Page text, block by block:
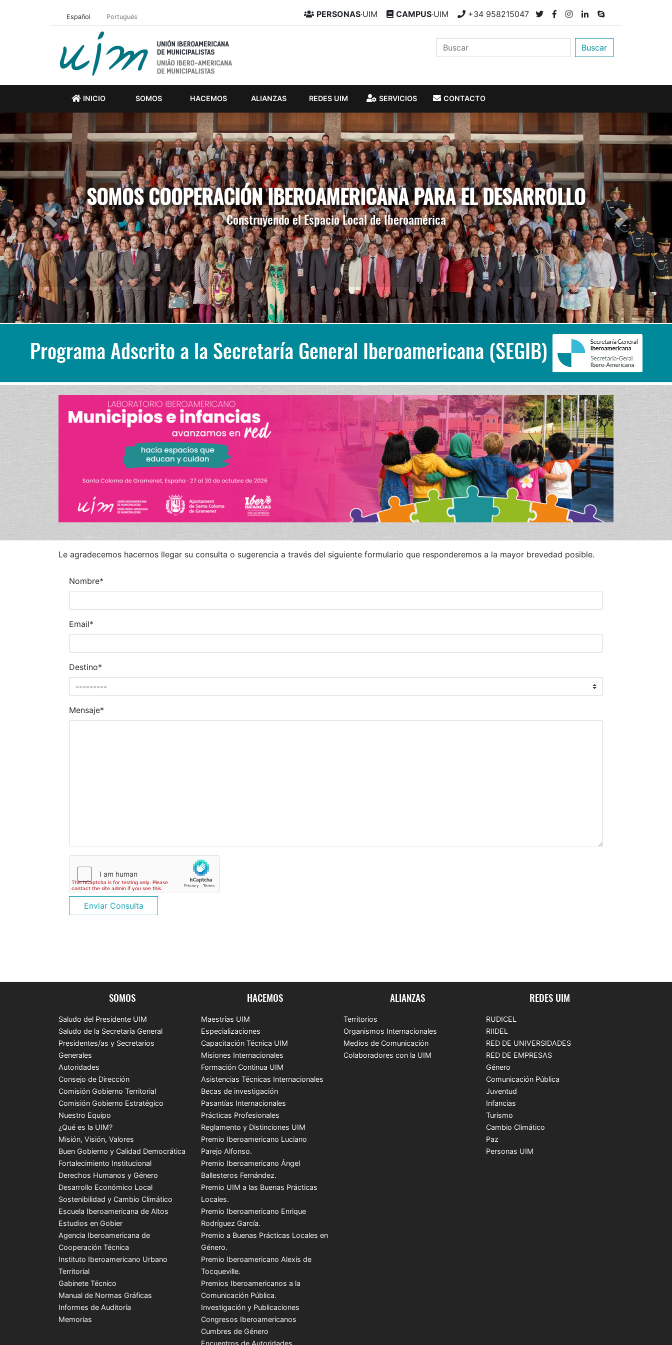
Español Portugués PERSONAS·UIM CAMPUS·UIM +34 958215047
Buscar
INICIO SOMOS HACEMOS ALIANZAS REDES UIM SERVICIOS CONTACTO
SOMOS COOPERACIÓN IBEROAMERICANA PARA EL DESARROLLO
Construyendo el Espacio Local de Iberoamérica
Previous Next
Programa Adscrito a la Secretaría General Iberoamericana (SEGIB)
Le agradecemos hacernos llegar su consulta o sugerencia a través del siguiente formulario que responderemos a la mayor brevedad posible.
Nombre*
Email*
Destino*
Mensaje*
Enviar Consulta
SOMOS
Saludo del Presidente UIM
Saludo de la Secretaría General
Presidentes/as y Secretarios
Generales
Autoridades
Consejo de Dirección
Comisión Gobierno Territorial
Comisión Gobierno Estratégico
Nuestro Equipo
¿Qué es la UIM?
Misión, Visión, Valores
Buen Gobierno y Calidad Democrática
Fortalecimiento Institucional
Derechos Humanos y Género
Desarrollo Económico Local
Sostenibilidad y Cambio Climático
Escuela Iberoamericana de Altos
Estudios en Gobier
Agencia Iberoamericana de
Cooperación Técnica
Instituto Iberoamericano Urbano
Territorial
Gabinete Técnico
Manual de Normas Gráficas
Informes de Auditoría
Memorias
HACEMOS
Maestrías UIM
Especializaciones
Capacitación Técnica UIM
Misiones Internacionales
Formación Continua UIM
Asistencias Técnicas Internacionales
Becas de investigación
Pasantías Internacionales
Prácticas Profesionales
Reglamento y Distinciones UIM
Premio Iberoamericano Luciano
Parejo Alfonso.
Premio Iberoamericano Ángel
Ballesteros Fernández.
Premio UIM a las Buenas Prácticas
Locales.
Premio Iberoamericano Enrique
Rodríguez García.
Premio a Buenas Prácticas Locales en
Género.
Premio Iberoamericano Alexis de
Tocqueville.
Premios Iberoamericanos a la
Comunicación Pública.
Investigación y Publicaciones
Congresos Iberoamericanos
Cumbres de Género
ALIANZAS
Territorios
Organismos Internacionales
Medios de Comunicación
Colaboradores con la UIM
REDES UIM
RUDICEL
RIIDEL
RED DE UNIVERSIDADES
RED DE EMPRESAS
Género
Comunicación Pública
Juventud
Infancias
Turismo
Cambio Climático
Paz
Personas UIM